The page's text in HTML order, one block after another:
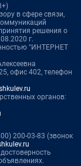
в сфере связи,
решения о
г.
"ИНТЕРНЕТ
офис 402, телефон
органов:
200-03-83 (звонок